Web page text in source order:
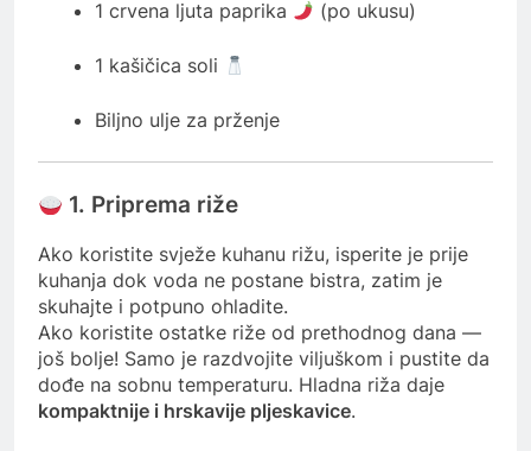
1 crvena ljuta paprika (po ukusu)
1 kašičica soli
Biljno ulje za prženje
1. Priprema riže
Ako koristite svježe kuhanu rižu, isperite je prije
kuhanja dok voda ne postane bistra, zatim je
skuhajte i potpuno ohladite.
Ako koristite ostatke riže od prethodnog dana —
još bolje! Samo je razdvojite viljuškom i pustite da
dođe na sobnu temperaturu. Hladna riža daje
kompaktnije i hrskavije pljeskavice.